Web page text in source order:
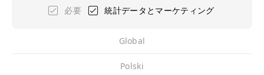
必要 統計データとマーケティング
Global
Polski